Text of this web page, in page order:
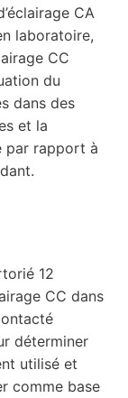
CA
laboratoire,
CC
du
dans des
et la
par rapport à
12
CC dans
déterminer
utilisé et
comme base